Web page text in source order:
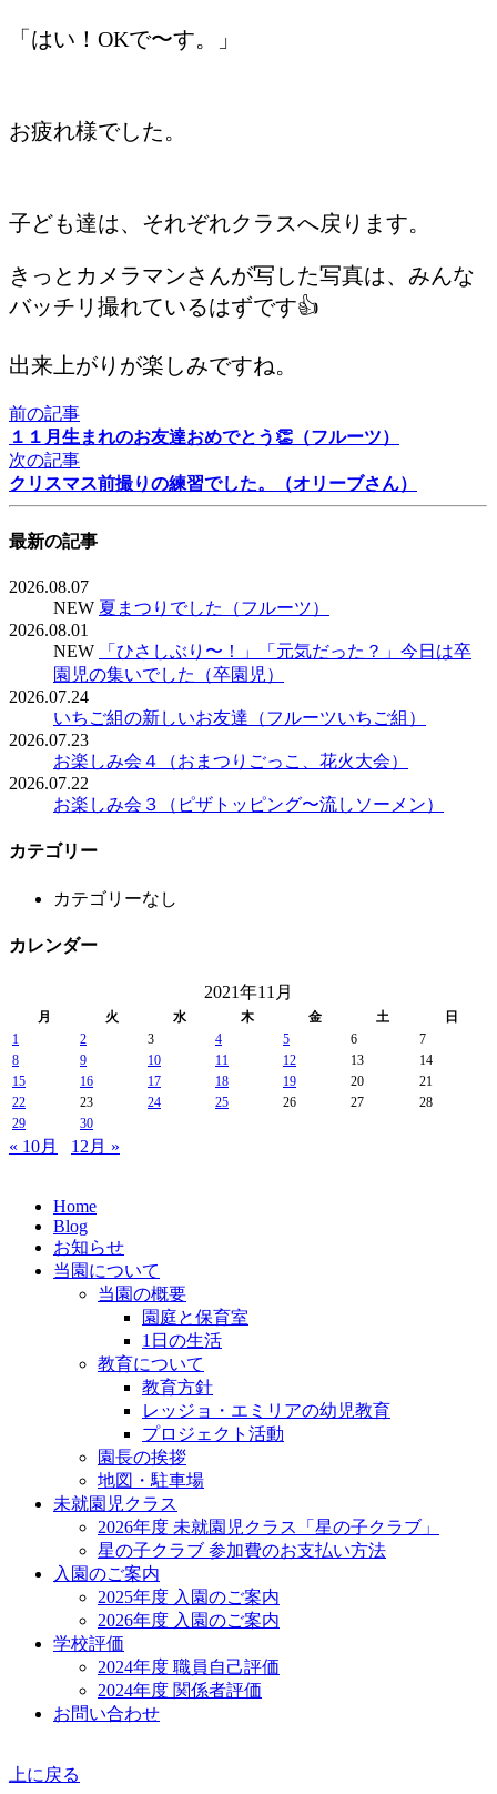
「はい！OKで〜す。」
お疲れ様でした。
子ども達は、それぞれクラスへ戻ります。
きっとカメラマンさんが写した写真は、みんな
バッチリ撮れているはずです👍
出来上がりが楽しみですね。
前の記事
１１月生まれのお友達おめでとう👏（フルーツ）
次の記事
クリスマス前撮りの練習でした。（オリーブさん）
最新の記事
2026.08.07
NEW 夏まつりでした（フルーツ）
2026.08.01
NEW
「ひさしぶり〜！」「元気だった？」今日は卒
園児の集いでした（卒園児）
2026.07.24
いちご組の新しいお友達（フルーツいちご組）
2026.07.23
お楽しみ会４（おまつりごっこ、花火大会）
2026.07.22
お楽しみ会３（ピザトッピング〜流しソーメン）
カテゴリー
カテゴリーなし
カレンダー
2021年11月
月 火 水 木 金 土
日
1
2 3 4 5 6
7
8
9 10 11 12 13
14
15
16 17 18 19 20
21
22
23 24 25 26 27
28
29
30
« 10月 12月 »
Home
Blog
お知らせ
当園について
当園の概要
園庭と保育室
1日の生活
教育について
教育方針
レッジョ・エミリアの幼児教育
プロジェクト活動
園長の挨拶
地図・駐車場
未就園児クラス
2026年度 未就園児クラス「星の子クラブ」
星の子クラブ 参加費のお支払い方法
入園のご案内
2025年度 入園のご案内
2026年度 入園のご案内
学校評価
2024年度 職員自己評価
2024年度 関係者評価
お問い合わせ
上に戻る